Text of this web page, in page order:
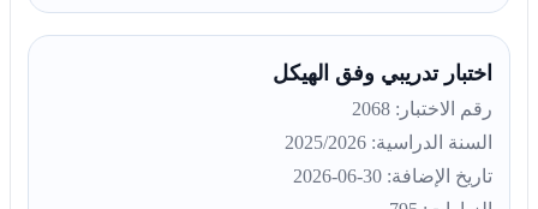
اختبار تدريبي وفق الهيكل
رقم الاختبار: 2068
السنة الدراسية: 2025/2026
تاريخ الإضافة: 30-06-2026